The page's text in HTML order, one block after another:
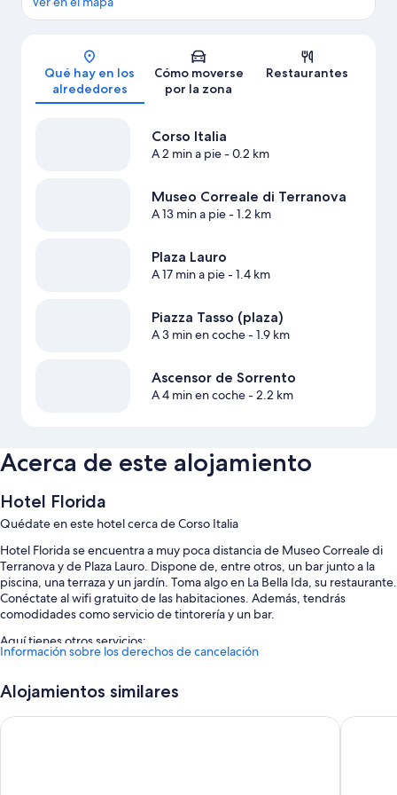
Mapa
Qué hay en los
alrededores
Cómo moverse
por la zona
Restaurantes
Corso Italia
A 2 min a pie- 0.2 km
Museo Correale di Terranova
A 13 min a pie- 1.2 km
Plaza Lauro
A 17 min a pie- 1.4 km
Piazza Tasso (plaza)
A 3 min en coche- 1.9 km
Ascensor de Sorrento
A 4 min en coche- 2.2 km
Acerca de este alojamiento
Hotel Florida
Quédate en este hotel cerca de Corso Italia
Hotel Florida se encuentra a muy poca distancia de Museo Correale di
Terranova y de Plaza Lauro. Dispone de, entre otros, un bar junto a la
piscina, una terraza y un jardín. Toma algo en La Bella Ida, su restaurante.
Conéctate al wifi gratuito de las habitaciones. Además, tendrás
comodidades como servicio de tintorería y un bar.
Aquí tienes otros servicios:
Aparcamiento gratis
Desayuno bufé (de pago), un servicio de transporte desde y hasta el
Información sobre los derechos de cancelación
Alojamientos similares
Hotel Zi Teresa Majestic